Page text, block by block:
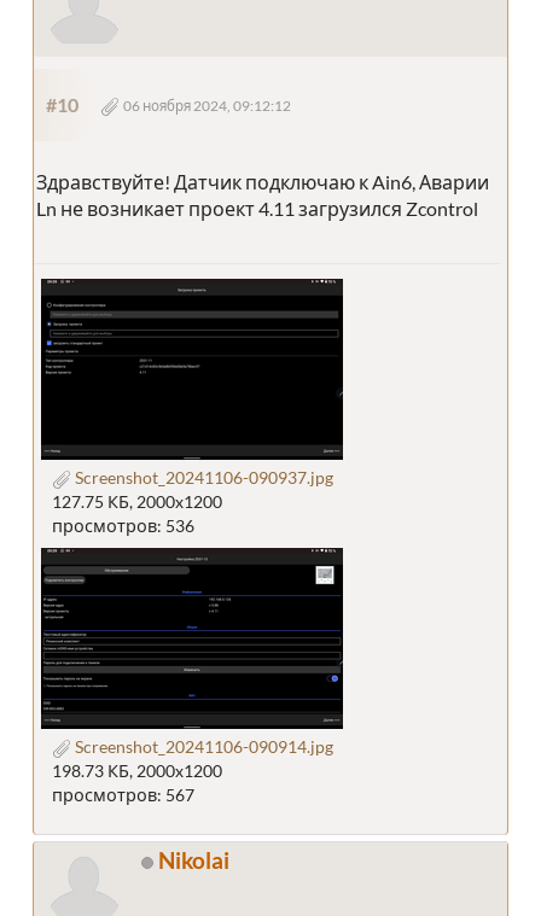
#10 06 ноября 2024, 09:12:12
Здравствуйте! Датчик подключаю к Ain6, Аварии
Ln не возникает проект 4.11 загрузился Zcontrol
Screenshot_20241106-090937.jpg
127.75 КБ, 2000x1200
просмотров: 536
Screenshot_20241106-090914.jpg
198.73 КБ, 2000x1200
просмотров: 567
Nikolai